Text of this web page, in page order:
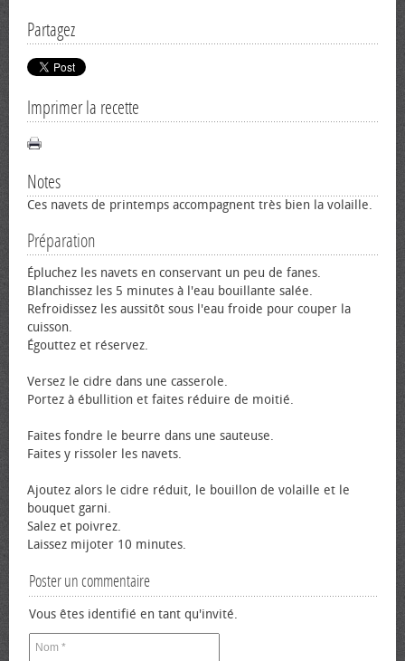
Partagez
Imprimer la recette
Notes
Ces navets de printemps accompagnent très bien la volaille.
Préparation
Épluchez les navets en conservant un peu de fanes.
Blanchissez les 5 minutes à l'eau bouillante salée.
Refroidissez les aussitôt sous l'eau froide pour couper la
cuisson.
Égouttez et réservez.
Versez le cidre dans une casserole.
Portez à ébullition et faites réduire de moitié.
Faites fondre le beurre dans une sauteuse.
Faites y rissoler les navets.
Ajoutez alors le cidre réduit, le bouillon de volaille et le
bouquet garni.
Salez et poivrez.
Laissez mijoter 10 minutes.
Poster un commentaire
Vous êtes identifié en tant qu'invité.